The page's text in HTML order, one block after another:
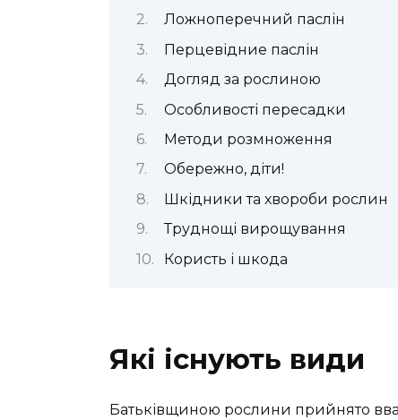
Ложноперечний паслін
Перцевідние паслін
Догляд за рослиною
Особливості пересадки
Методи розмноження
Обережно, діти!
Шкідники та хвороби рослин
Труднощі вирощування
Користь і шкода
Які існують види
Батьківщиною рослини прийнято